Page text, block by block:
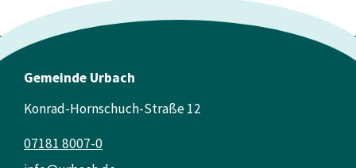
Gemeinde Urbach
Konrad-Hornschuch-Straße 12
07181 8007-0